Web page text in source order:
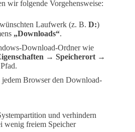
wir folgende Vorgehensweise:
Laufwerk (z. B. D:)
„Downloads“.
Download-Ordner wie
→ Speicherort →
Browser den Download-
und verhindern
wenig freiem Speicher